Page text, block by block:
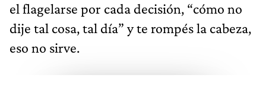
el flagelarse por cada decisión, “cómo no
dije tal cosa, tal día” y te rompés la cabeza,
eso no sirve.